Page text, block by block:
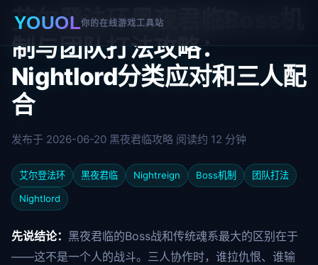
YOUOL你的在线游戏工具站
艾尔登法环黑夜君临Boss机
制与团队打法攻略：
Nightlord分类应对和三人配
合
发布于 2026-06-20 黑夜君临攻略 阅读约 12 分钟
艾尔登法环 黑夜君临 Nightreign Boss机制 团队打法
Nightlord
先说结论： 黑夜君临的Boss战和传统魂系最大的区别在于
——这不是一个人的战斗。三人协作时，谁拉仇恨、谁输